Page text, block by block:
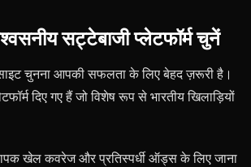
सट्टेबाजी प्लेटफॉर्म चुनें
चुनना आपकी सफलता के लिए बेहद ज़रूरी है।
दिए गए हैं जो विशेष रूप से भारतीय खिलाड़ियों
खेल कवरेज और प्रतिस्पर्धी ऑड्स के लिए जाना